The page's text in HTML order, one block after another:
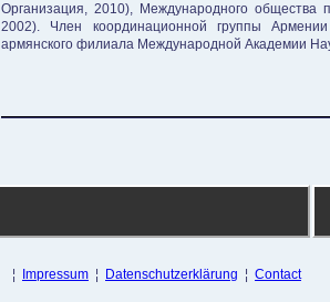
Организация, 2010), Международного общества
2002). Член координационной группы
армянского филиала Международной Академии
¦ Impressum ¦ Datenschutzerklärung ¦ Contact